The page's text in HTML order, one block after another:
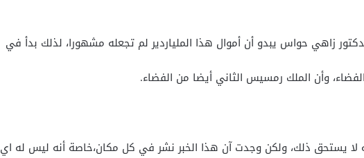
زاهي حواس يبدو أن أموال هذا الملياردير لم تجعله مشهورا، لذلك بدأ في
وأن الملك رمسيس الثاني أيضا من الفضاء.
لا يستحق ذلك، ولكن وجدت آن هذا الخبر نشر في كل مكان،خاصة أنه ليس له اي